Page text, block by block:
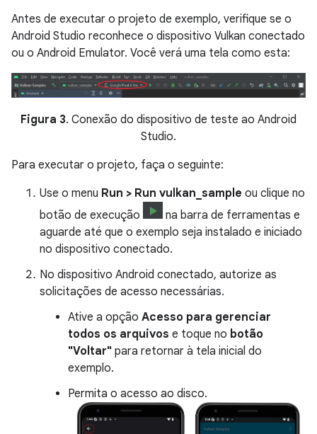
Antes de executar o projeto de exemplo, verifique se o
Android Studio reconhece o dispositivo Vulkan conectado
ou o Android Emulator. Você verá uma tela como esta:
Figura 3. Conexão do dispositivo de teste ao Android
Studio.
Para executar o projeto, faça o seguinte:
Use o menu Run > Run vulkan_sample ou clique no
botão de execução
na barra de ferramentas e
aguarde até que o exemplo seja instalado e iniciado
no dispositivo conectado.
No dispositivo Android conectado, autorize as
solicitações de acesso necessárias.
Ative a opção Acesso para gerenciar
todos os arquivos e toque no botão
"Voltar" para retornar à tela inicial do
exemplo.
Permita o acesso ao disco.